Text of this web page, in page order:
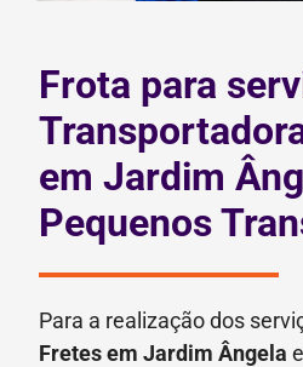
Frota para
em Jardim
Pequenos
Para a realização dos
Fretesem Jardim Ângela